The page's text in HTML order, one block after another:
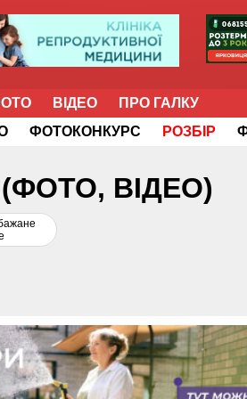
ВІДЕО
ПРО ГАЛКУ
ФОТОКОНКУРС РОЗБІР
(ФОТО, ВІДЕО)